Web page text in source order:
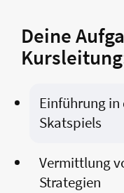
Deine
Einführung in
Skatspiels
Vermittlung
Strategien